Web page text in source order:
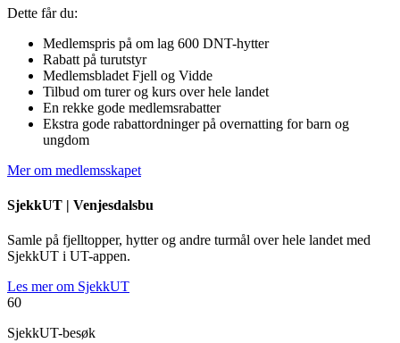
Dette får du:
Medlemspris på om lag 600 DNT-hytter
Rabatt på turutstyr
Medlemsbladet Fjell og Vidde
Tilbud om turer og kurs over hele landet
En rekke gode medlemsrabatter
Ekstra gode rabattordninger på overnatting for barn og
ungdom
Mer om medlemsskapet
SjekkUT | Venjesdalsbu
Samle på fjelltopper, hytter og andre turmål over hele landet med
SjekkUT i UT-appen.
Les mer om SjekkUT
60
SjekkUT-besøk